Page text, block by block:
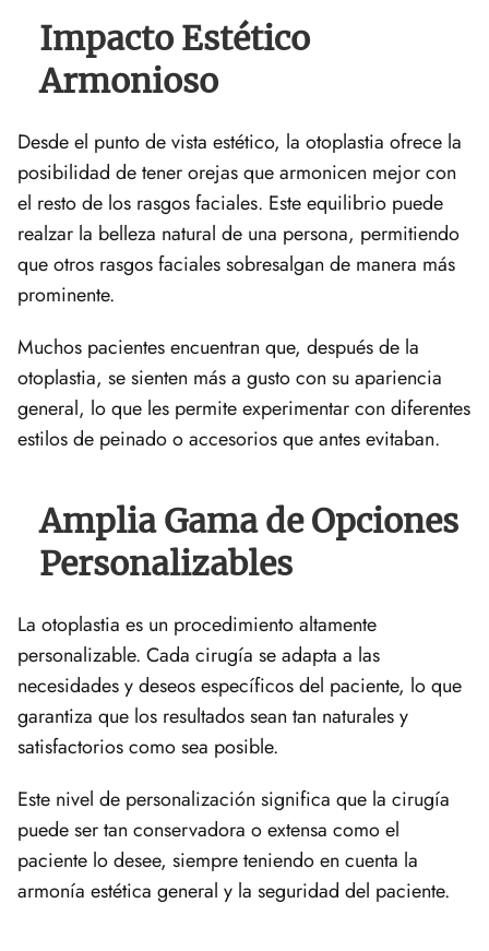
Impacto Estético
Armonioso
Desde el punto de vista estético, la otoplastia ofrece la
posibilidad de tener orejas que armonicen mejor con
el resto de los rasgos faciales. Este equilibrio puede
realzar la belleza natural de una persona, permitiendo
que otros rasgos faciales sobresalgan de manera más
prominente.
Muchos pacientes encuentran que, después de la
otoplastia, se sienten más a gusto con su apariencia
general, lo que les permite experimentar con diferentes
estilos de peinado o accesorios que antes evitaban.
Amplia Gama de Opciones
Personalizables
La otoplastia es un procedimiento altamente
personalizable. Cada cirugía se adapta a las
necesidades y deseos específicos del paciente, lo que
garantiza que los resultados sean tan naturales y
satisfactorios como sea posible.
Este nivel de personalización significa que la cirugía
puede ser tan conservadora o extensa como el
paciente lo desee, siempre teniendo en cuenta la
armonía estética general y la seguridad del paciente.